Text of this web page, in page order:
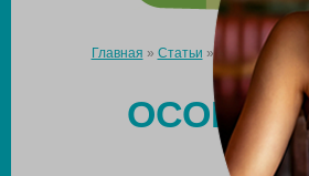
Главная » Статьи »Особенности